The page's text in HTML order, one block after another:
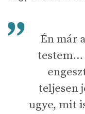
Én már
testem…
teljesen
ugye, mit